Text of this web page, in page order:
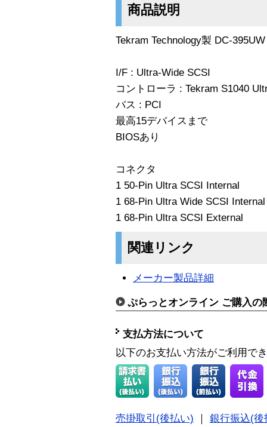
商品説明
Tekram Technology製 DC-
I/F : Ultra-Wide SCSI
コントローラ : Tekram S1040
バス : PCI
最高15デバイスまで
BIOSあり
コネクタ
1 50-Pin Ultra SCSI Internal
1 68-Pin Ultra Wide SCSI Internal
1 68-Pin Ultra SCSI External
関連リンク
メーカー製品詳細
ぷらっとオンライン ご購入の
支払方法について
以下のお支払い方法がご利用で
売掛取引(後払い)
銀行振込(後